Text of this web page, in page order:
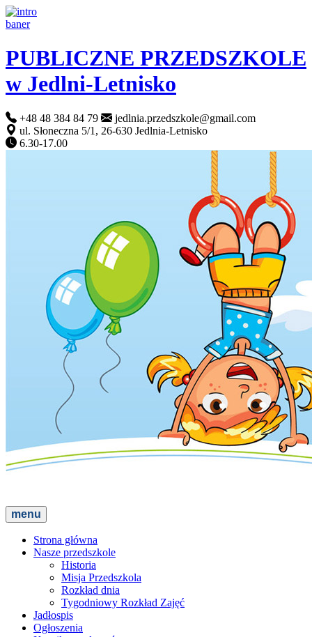
PUBLICZNE PRZEDSZKOLE
w Jedlni-Letnisko
+48 48 384 84 79
jedlnia.przedszkole@gmail.com
ul. Słoneczna 5/1, 26-630 Jedlnia-Letnisko
6.30-17.00
menu
Strona główna
Nasze przedszkole
Historia
Misja Przedszkola
Rozkład dnia
Tygodniowy Rozkład Zajęć
Jadłospis
Ogłoszenia